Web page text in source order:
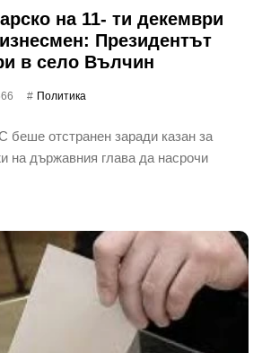
на 11- ти декември
Президентът
в село Вълчин
Политика
отстранен заради казан за
на държавния глава да насрочи